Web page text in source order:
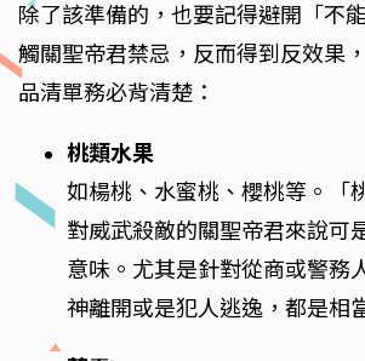
除了該準備的，也要記得避開「不
觸關聖帝君禁忌，反而得到反效果
品清單務必背清楚：
桃類水果
如楊桃、水蜜桃、櫻桃等。「
對威武殺敵的關聖帝君來說可
意味。尤其是針對從商或警務
神離開或是犯人逃逸，都是相